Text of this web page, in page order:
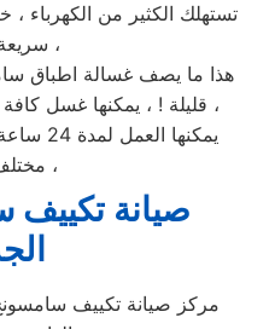
تستهلك الكثير من الكهرباء ،
سريعة التنظيف ،
هذا ما يصف غسالة اطباق
قليلة ! ، يمكنها غسل كافة الاطباق خلال فترة وجيزة جداً ،
مختلف الاماكن ،
صيانة
مركز صيانة تكييف